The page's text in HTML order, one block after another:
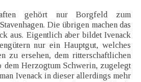
gehört nur Borgfeld zum
Die übrigen machen das
aus. Eigentlich aber bildet Ivenack
nur ein Hauptgut, welches
zu ersehen, dem ritterschaftlichen
dem Herzogtum Schwerin, zugelegt
Ivenack in dieser allerdings mehr